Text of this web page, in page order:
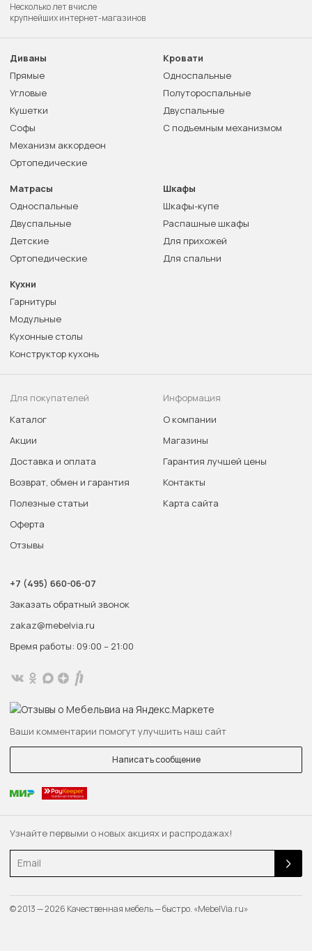
Узнайте первыми о новых акциях и распродажах!
Email
Несколько лет в числе
крупнейших интернет-магазинов
Диваны
Прямые
Угловые
Кушетки
Софы
Механизм аккордеон
Ортопедические
Кровати
Односпальные
Полутороспальные
Двуспальные
С подъемным механизмом
Матрасы
Односпальные
Двуспальные
Детские
Ортопедические
Шкафы
Шкафы-купе
Распашные шкафы
Для прихожей
Для спальни
Кухни
Гарнитуры
Модульные
Кухонные столы
Конструктор кухонь
Для покупателей
Каталог
Акции
Доставка и оплата
Возврат, обмен и гарантия
Полезные статьи
Оферта
Отзывы
Информация
О компании
Магазины
Гарантия лучшей цены
Контакты
Карта сайта
+7 (495) 660-06-07
Заказать обратный звонок
zakaz@mebelvia.ru
Время работы: 09:00 – 21:00
Ваши комментарии помогут улучшить наш сайт
Написать сообщение
© 2013 — 2026 Качественная мебель — быстро. «MebelVia.ru»